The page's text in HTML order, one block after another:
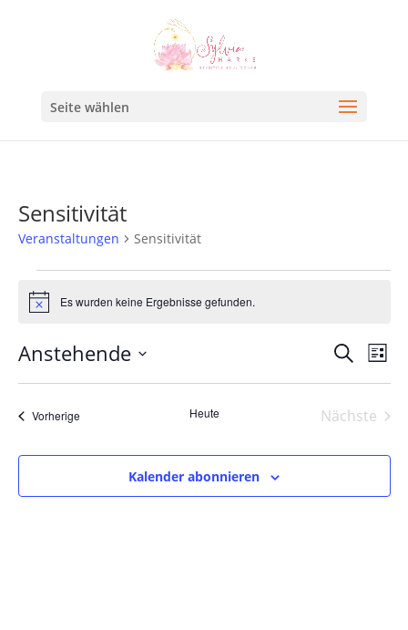
Seite wählen
Sensitivität
Veranstaltungen Sensitivität
HinweisEs wurden keine Ergebnisse gefunden.
Suche
und
SucheListe
Anstehende
Datum
wählen.
VorherigeVeranstaltungen Heute
Nächste
Kalender abonnieren